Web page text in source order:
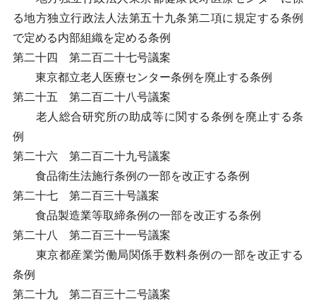
る地方独立行政法人法第五十九条第二項に規定する条例
で定める内部組織を定める条例
第二十四 第二百二十七号議案
東京都立老人医療センター条例を廃止する条例
第二十五 第二百二十八号議案
老人総合研究所の助成等に関する条例を廃止する条
例
第二十六 第二百二十九号議案
食品衛生法施行条例の一部を改正する条例
第二十七 第二百三十号議案
食品製造業等取締条例の一部を改正する条例
第二十八 第二百三十一号議案
東京都産業労働局関係手数料条例の一部を改正する
条例
第二十九 第二百三十二号議案